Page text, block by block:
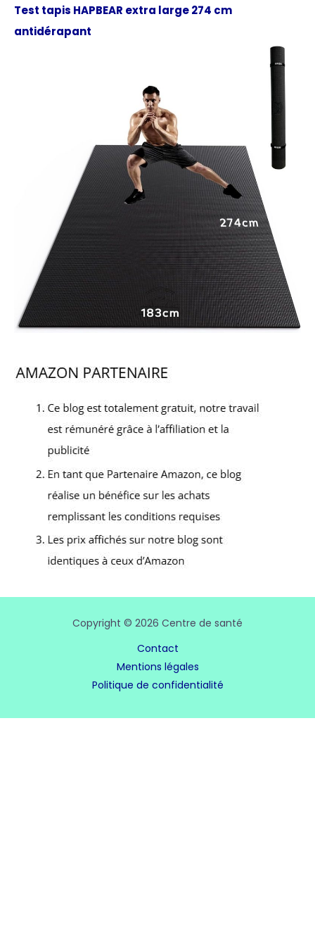
Test tapis HAPBEAR extra large 274 cm
antidérapant
Copyright © 2026 Centre de santé
Contact
Mentions légales
Politique de confidentialité